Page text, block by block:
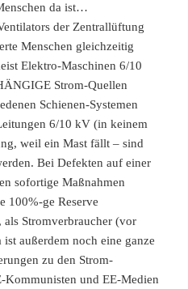
da ist…
der Zentrallüftung
Menschen gleichzeitig
Elektro-Maschinen 6/10
Strom-Quellen
Schienen-Systemen
6/10 kV (in keinem
weil ein Mast fällt – sind
Bei Defekten auf einer
sofortige Maßnahmen
100%-ge Reserve
Stromverbraucher (vor
außerdem noch eine ganze
zu den Strom-
Kommunisten und EE-Medien